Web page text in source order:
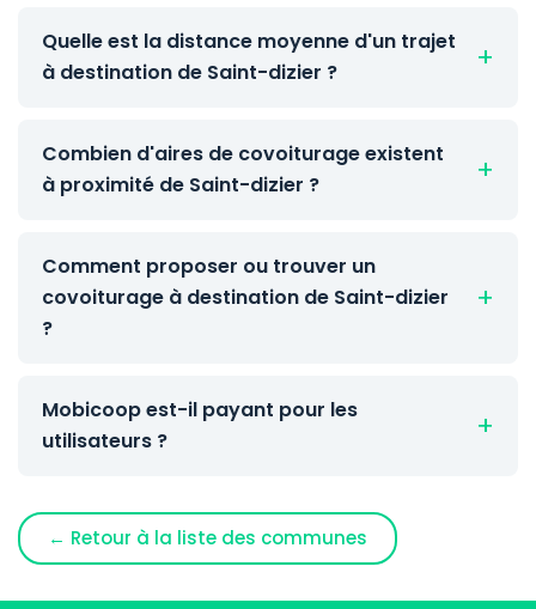
Quelle est la distance moyenne d'un trajet
à destination de Saint-dizier ?
Combien d'aires de covoiturage existent
à proximité de Saint-dizier ?
Comment proposer ou trouver un
covoiturage à destination de Saint-dizier
?
Mobicoop est-il payant pour les
utilisateurs ?
← Retour à la liste des communes